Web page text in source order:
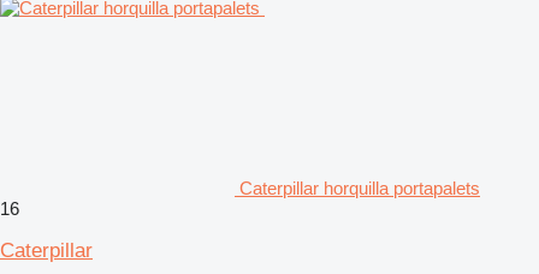
Caterpillar horquilla portapalets
16
Caterpillar